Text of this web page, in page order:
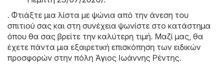
. Φτιάξτε μια λίστα με ψώνια από την άνεση του
σπιτιού σας και στη συνέχεια ψωνίστε στο κατάστημα
όπου θα σας βρείτε την καλύτερη τιμή. Μαζί μας, θα
έχετε πάντα μια εξαιρετική επισκόπηση των ειδικών
προσφορών στην πόλη Άγιος Ιωάννης Ρέντης.